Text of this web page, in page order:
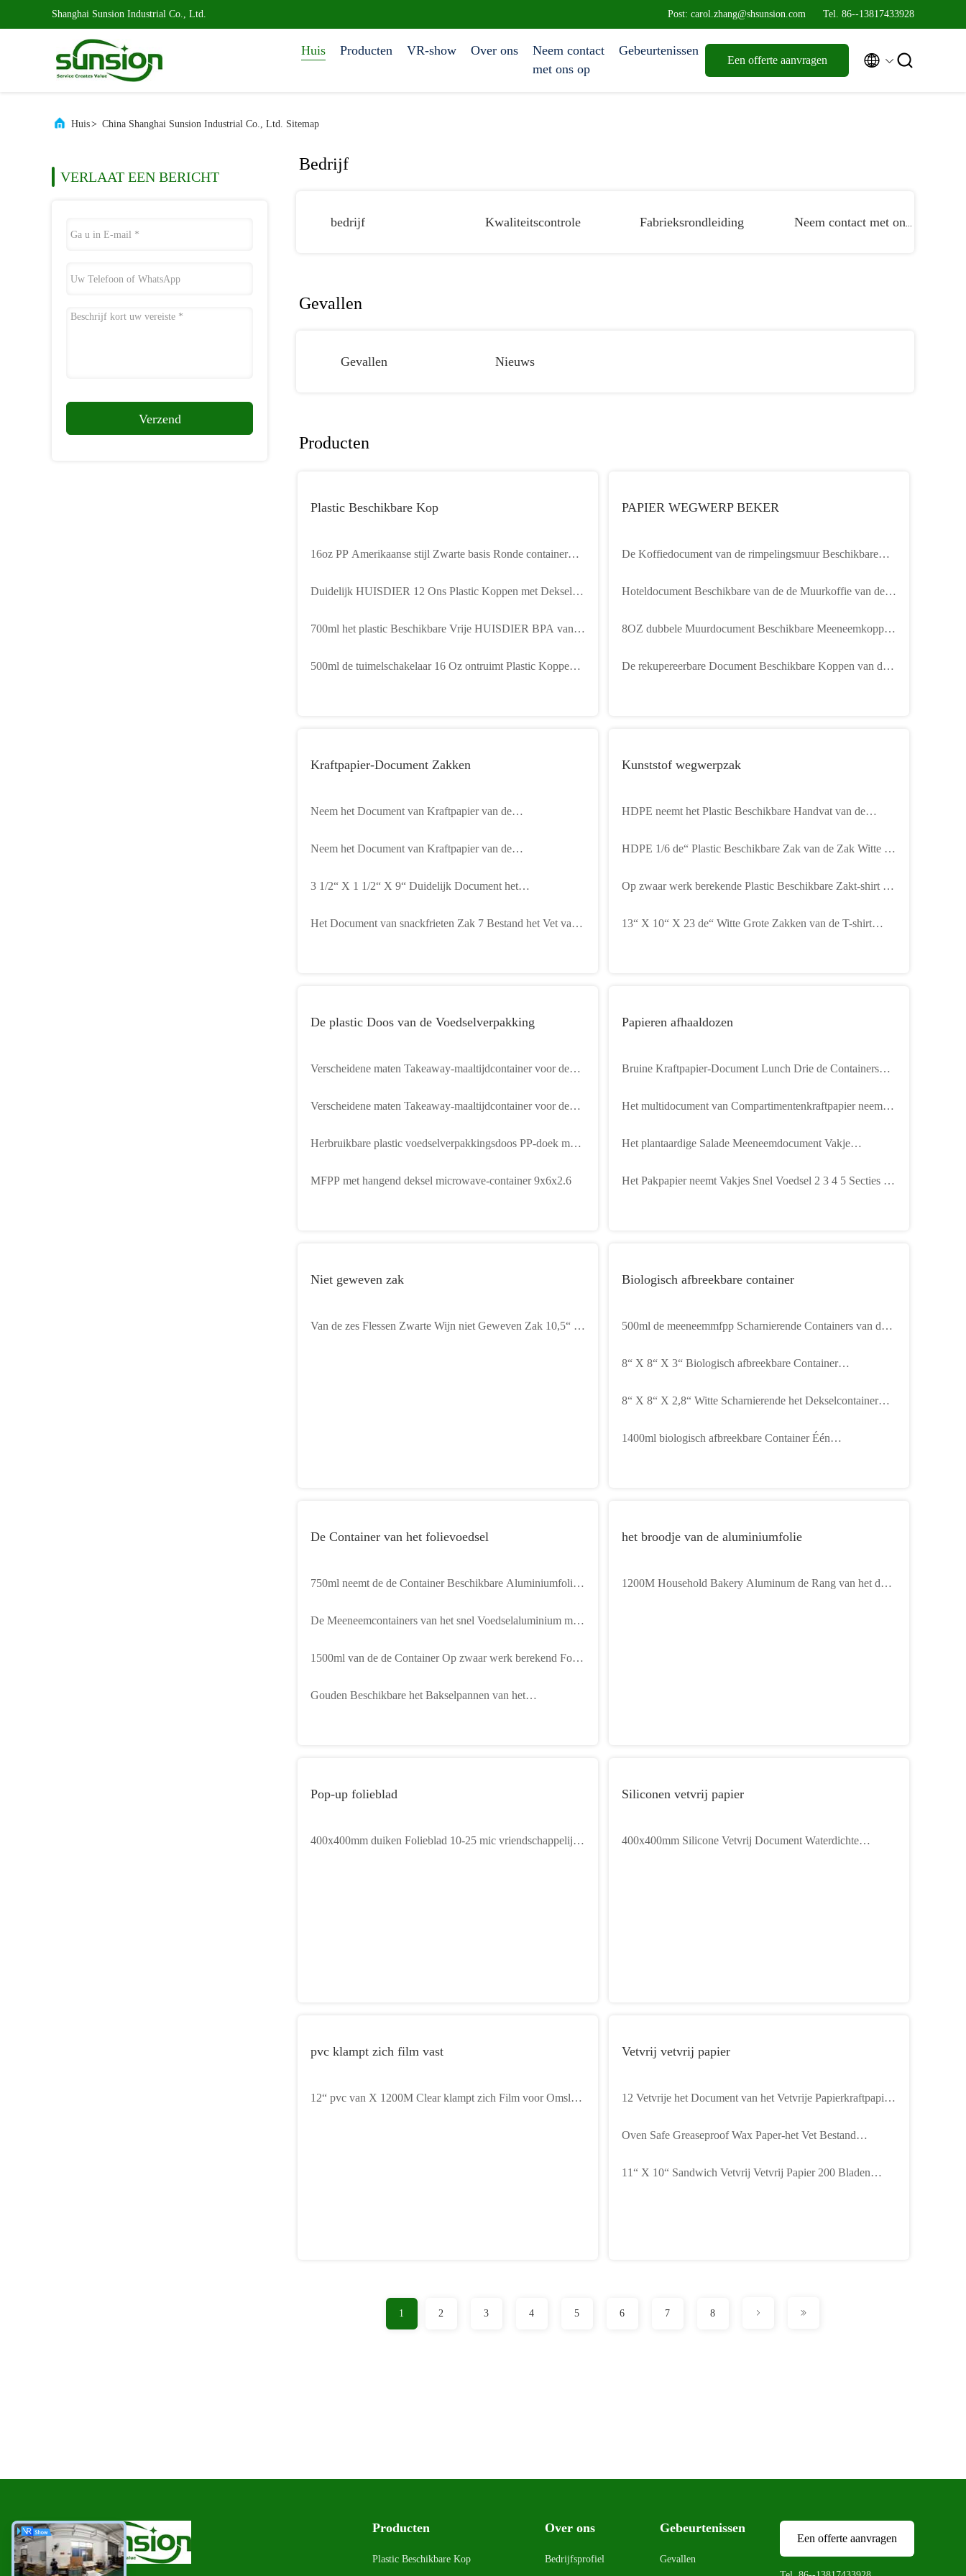
Shanghai Sunsion Industrial Co., Ltd. Post: carol.zhang@shsunsion.com Tel. 86--13817433928
Huis Producten VR-show Over ons
Neem contact
met ons op
Gebeurtenissen
Een offerte aanvragen  
Huis> China Shanghai Sunsion Industrial Co., Ltd. Sitemap
VERLAAT EEN BERICHT
Verzend
Bedrijf
bedrijf Kwaliteitscontrole Fabrieksrondleiding
Gevallen
Gevallen Nieuws
Producten
Plastic Beschikbare Kop
16oz PP Amerikaanse stijl Zwarte basis Ronde container
Duidelijk HUISDIER 12 Ons Plastic Koppen met Deksels
700ml het plastic Beschikbare Vrije HUISDIER BPA van
500ml de tuimelschakelaar 16 Oz ontruimt Plastic Koppen
PAPIER WEGWERP BEKER
De Koffiedocument van de rimpelingsmuur Beschikbare
Hoteldocument Beschikbare van de de Muurkoffie van de
8OZ dubbele Muurdocument Beschikbare Meeneemkoppen
De rekupereerbare Document Beschikbare Koppen van de
Kraftpapier-Document Zakken
Neem het Document van Kraftpapier van de
1/2“
Neem het Document van Kraftpapier van de
1/2“
3 1/2“ X 1 1/2“ X 9“ Duidelijk Document het
Het Document van snackfrieten Zak 7 Bestand het Vet van“
Kunststof wegwerpzak
HDPE neemt het Plastic Beschikbare Handvat van de
Voedselmatrijs
HDPE 1/6 de“ Plastic Beschikbare Zak van de Zak Witte T-
Op zwaar werk berekende Plastic Beschikbare Zakt-shirt het
13“ X 10“ X 23 de“ Witte Grote Zakken van de T-shirt
De plastic Doos van de Voedselverpakking
Verscheidene maten Takeaway-maaltijdcontainer voor de
lunchbox
Verscheidene maten Takeaway-maaltijdcontainer voor de
lunchbox
Herbruikbare plastic voedselverpakkingsdoos PP-doek met
3,2
MFPP met hangend deksel microwave-container 9x6x2.6
Papieren afhaaldozen
Bruine Kraftpapier-Document Lunch Drie de Containers
Het multidocument van Compartimentenkraftpapier neemt
Het plantaardige Salade Meeneemdocument Vakje
Het Pakpapier neemt Vakjes Snel Voedsel 2 3 4 5 Secties de
Niet geweven zak
Van de zes Flessen Zwarte Wijn niet Geweven Zak 10,5“ X
Biologisch afbreekbare container
500ml de meeneemmfpp Scharnierende Containers van de
8“ X 8“ X 3“ Biologisch afbreekbare Container
Meeneemmfpp Container
8“ X 8“ X 2,8“ Witte Scharnierende het Dekselcontainer
Beschikbare Voedsel MFPP
1400ml biologisch afbreekbare Container Één
De Container van het folievoedsel
750ml neemt de de Container Beschikbare Aluminiumfolie
De Meeneemcontainers van het snel Voedselaluminium met
1500ml van de de Container Op zwaar werk berekend Folie
Microwavable Baksel
Gouden Beschikbare het Bakselpannen van het
het broodje van de aluminiumfolie
1200M Household Bakery Aluminum de Rang van het de
Pop-up folieblad
400x400mm duiken Folieblad 10-25 mic vriendschappelijke
Siliconen vetvrij papier
400x400mm Silicone Vetvrij Document Waterdichte
pvc klampt zich film vast
12“ pvc van X 1200M Clear klampt zich Film voor Omslag
Vetvrij vetvrij papier
12 Vetvrije het Document van het Vetvrije Papierkraftpapier
Oven Safe Greaseproof Wax Paper-het Vet Bestand
11“ X 10“ Sandwich Vetvrij Vetvrij Papier 200 Bladen
1 2 3 4 5 6 7 8
Producten
Plastic Beschikbare Kop
Over ons
Bedrijfsprofiel
Gebeurtenissen
Gevallen
Een offerte aanvragen